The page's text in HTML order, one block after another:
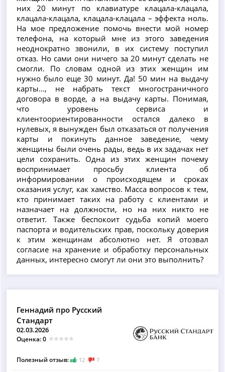
них 20 минут по клавиатуре клацала-клацала,
клацала-клацала, клацала-клацала – эффекта ноль.
На мое предложение помочь внести мой номер
телефона, на который мне из этого заведения
неоднократно звонили, в их систему поступил
отказ. Но сами они ничего за 20 минут сделать не
смогли. По словам одной из этих женщин им
нужно было еще 30 минут. Да! 50 мин на выдачу
карты…, не набрать текст многостраничного
договора в ворде, а на выдачу карты. Понимая,
что уровень сервиса и
клиентоориентированности остался далеко в
нулевых, я вынужден был отказаться от получения
карты и покинуть данное заведение, чему
женщины были очень рады, ведь в их задачах нет
цели сохранить. Одна из этих женщин почему
воспринимает просьбу клиента об
информировании о происходящем и сроках
оказания услуг, как хамство. Масса вопросов к тем,
кто принимает таких на работу с клиентами и
назначает на должности, но на них никто не
ответит. Также беспокоит судьба копий моего
паспорта и водительских прав, поскольку доверия
к этим женщинам абсолютно нет. Я отозвал
согласие на хранение и обработку персональных
данных, интересно смогут ли они это выполнить?
Геннадий про Русский
Стандарт
02.03.2026
Оценка: 0
Полезный отзыв: 12 7